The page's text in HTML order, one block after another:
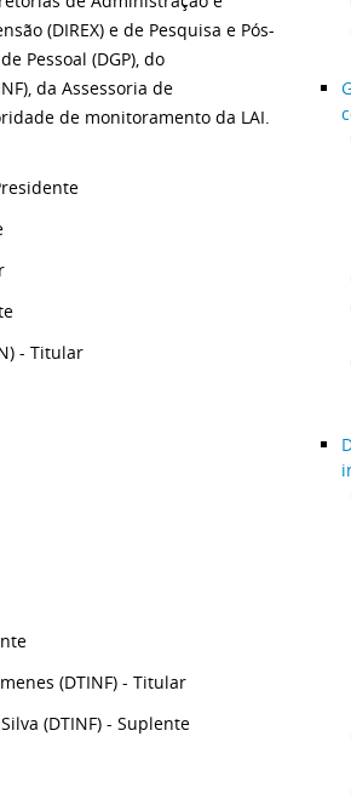
(DIREX) e de Pesquisa e Pós-
Pessoal (DGP), do
da Assessoria de
de monitoramento da LAI.
- Titular
(DTINF) - Titular
(DTINF) - Suplente